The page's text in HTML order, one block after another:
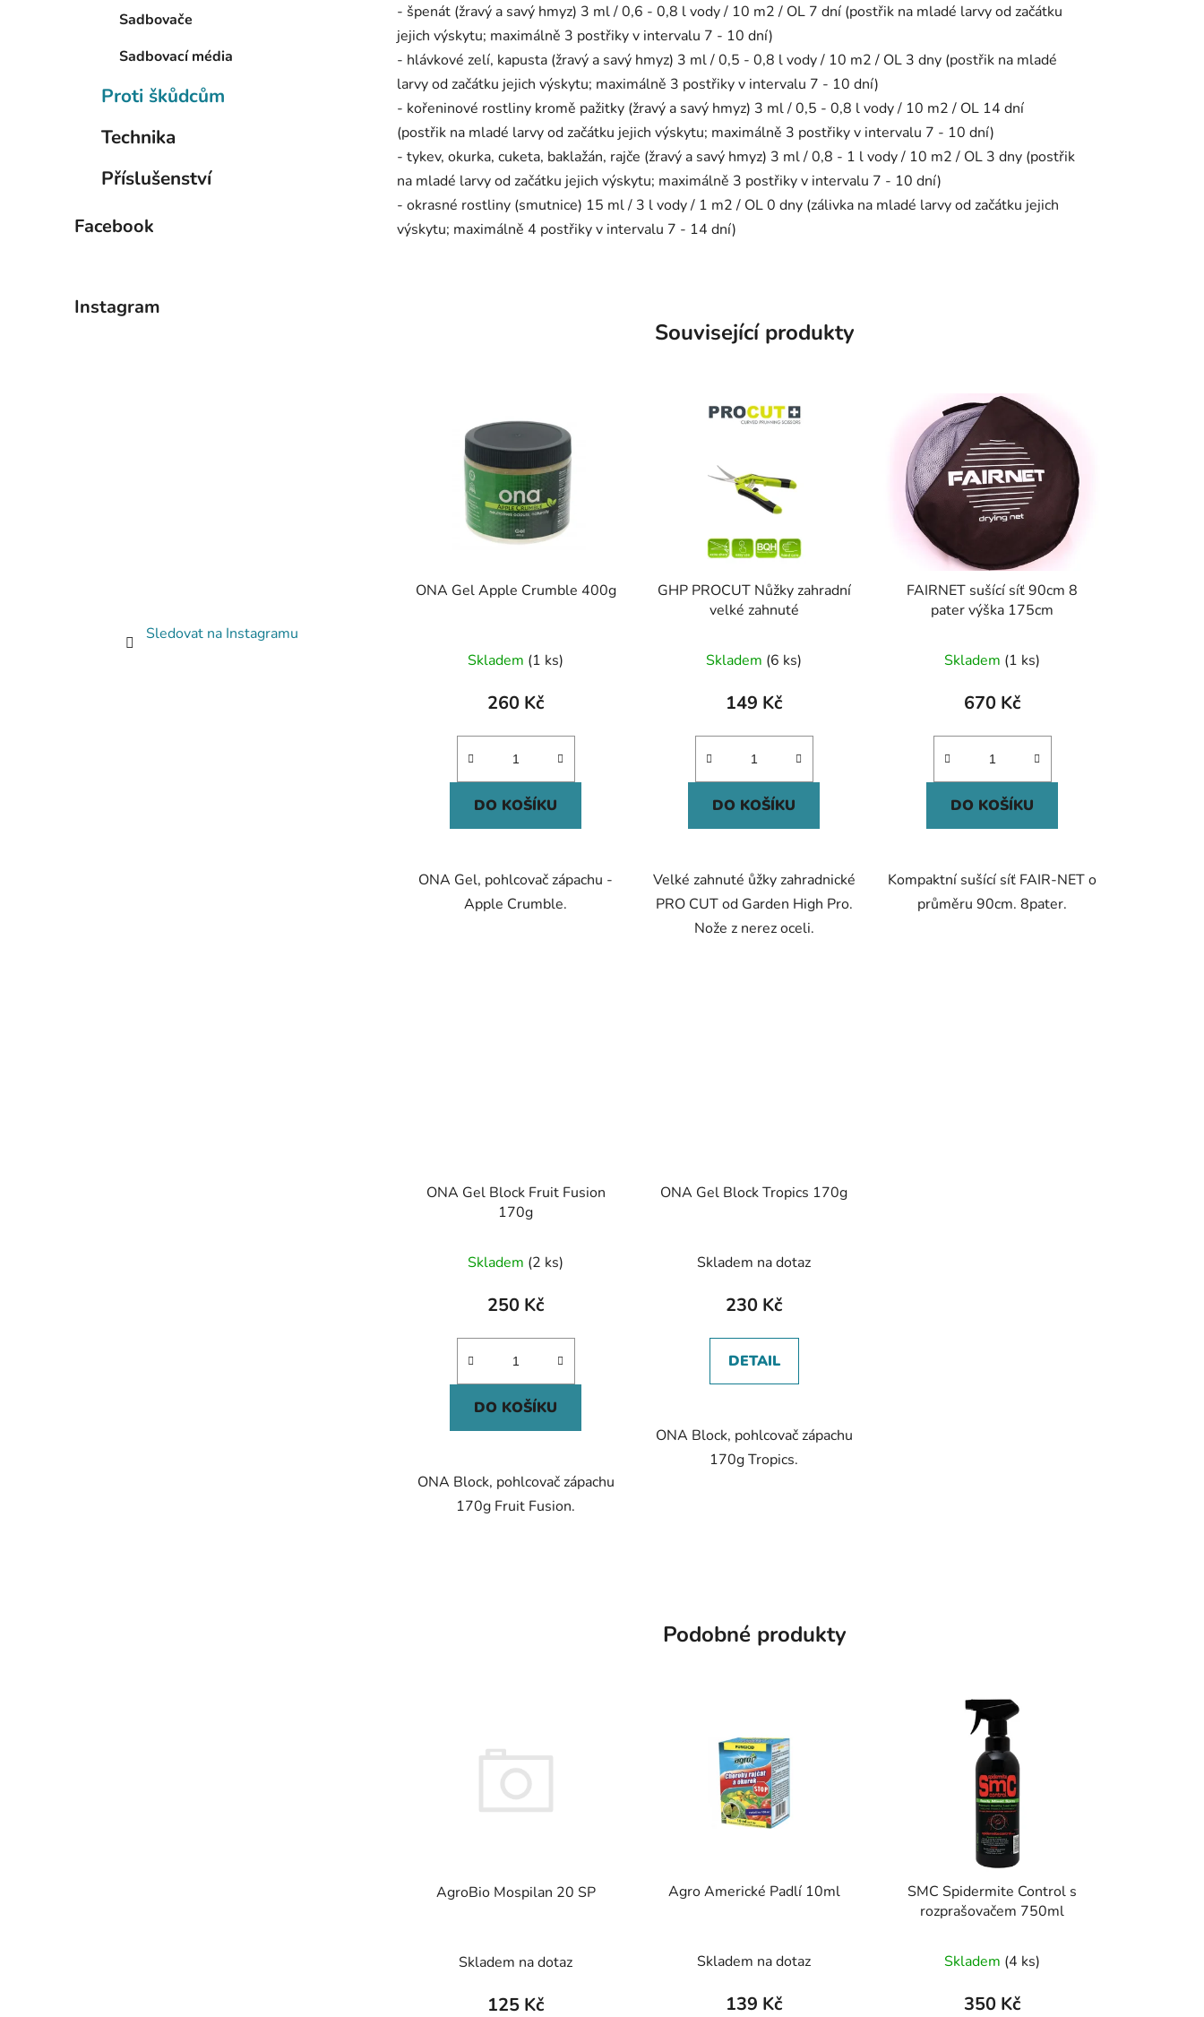
Sadbovače
Sadbovací média
Proti škůdcům
Technika
Příslušenství
Facebook
Instagram
Sledovat na Instagramu
- špenát (žravý a savý hmyz) 3 ml / 0,6 - 0,8 l vody / 10 m2 / OL 7 dní (postřik na mladé larvy od začátku
jejich výskytu; maximálně 3 postřiky v intervalu 7 - 10 dní)
- hlávkové zelí, kapusta (žravý a savý hmyz) 3 ml / 0,5 - 0,8 l vody / 10 m2 / OL 3 dny (postřik na mladé
larvy od začátku jejich výskytu; maximálně 3 postřiky v intervalu 7 - 10 dní)
- kořeninové rostliny kromě pažitky (žravý a savý hmyz) 3 ml / 0,5 - 0,8 l vody / 10 m2 / OL 14 dní
(postřik na mladé larvy od začátku jejich výskytu; maximálně 3 postřiky v intervalu 7 - 10 dní)
- tykev, okurka, cuketa, baklažán, rajče (žravý a savý hmyz) 3 ml / 0,8 - 1 l vody / 10 m2 / OL 3 dny (postřik
na mladé larvy od začátku jejich výskytu; maximálně 3 postřiky v intervalu 7 - 10 dní)
- okrasné rostliny (smutnice) 15 ml / 3 l vody / 1 m2 / OL 0 dny (zálivka na mladé larvy od začátku jejich
výskytu; maximálně 4 postřiky v intervalu 7 - 14 dní)
Související produkty
ONA Gel Apple Crumble 400g
Skladem (1 ks)
260 Kč
DO KOŠÍKU
ONA Gel, pohlcovač zápachu -
Apple Crumble.
GHP PROCUT Nůžky zahradní
velké zahnuté
Skladem (6 ks)
149 Kč
DO KOŠÍKU
Velké zahnuté ůžky zahradnické
PRO CUT od Garden High Pro.
Nože z nerez oceli.
FAIRNET sušící síť 90cm 8
pater výška 175cm
Skladem (1 ks)
670 Kč
DO KOŠÍKU
Kompaktní sušící síť FAIR-NET o
průměru 90cm. 8pater.
ONA Gel Block Fruit Fusion
170g
Skladem (2 ks)
250 Kč
DO KOŠÍKU
ONA Block, pohlcovač zápachu
170g Fruit Fusion.
ONA Gel Block Tropics 170g
Skladem na dotaz
230 Kč
DETAIL
ONA Block, pohlcovač zápachu
170g Tropics.
Podobné produkty
AgroBio Mospilan 20 SP
Skladem na dotaz
125 Kč
Agro Americké Padlí 10ml
Skladem na dotaz
139 Kč
SMC Spidermite Control s
rozprašovačem 750ml
Skladem (4 ks)
350 Kč